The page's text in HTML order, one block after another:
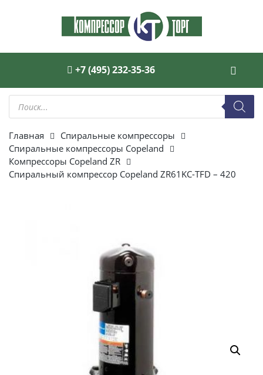
+7 (495) 232-35-36
Поиск
товаров
Главная
Спиральные компрессоры
Спиральные компрессоры Copeland
Компрессоры Copeland ZR
Спиральный компрессор Copeland ZR61KC-TFD – 420